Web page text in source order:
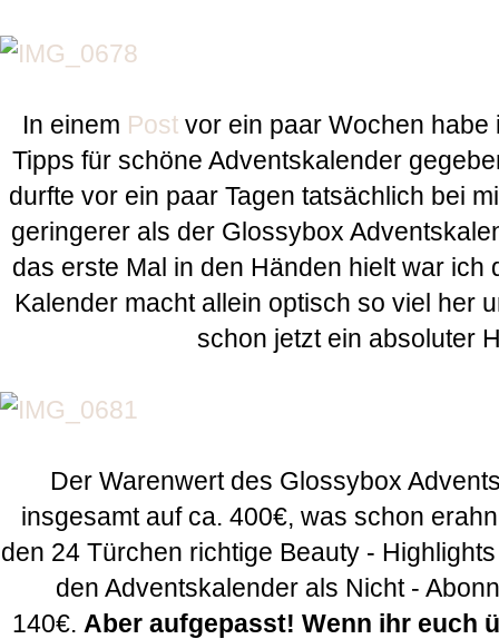
In einem Post vor ein paar Wochen
Tipps für schöne Adventskalender
durfte vor ein paar Tagen tatsächlich bei
geringerer als der Glossybox
das erste Mal in den Händen hielt war ich
Kalender macht allein optisch so viel her
schon jetzt ein absoluter
Der Warenwert des Glossybox
insgesamt auf ca. 400€, was schon
den 24 Türchen richtige Beauty -
den Adventskalender als Nicht -
140€. Aber aufgepasst! Wenn ihr euch